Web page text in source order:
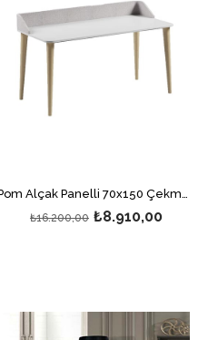
Pom Alçak Panelli 70x150 Çekmece hediyeli
₺8.910,00
₺16.200,00